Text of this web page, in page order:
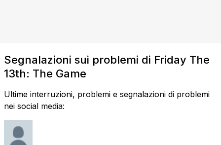
Segnalazioni sui problemi di Friday The
13th: The Game
Ultime interruzioni, problemi e segnalazioni di problemi
nei social media: